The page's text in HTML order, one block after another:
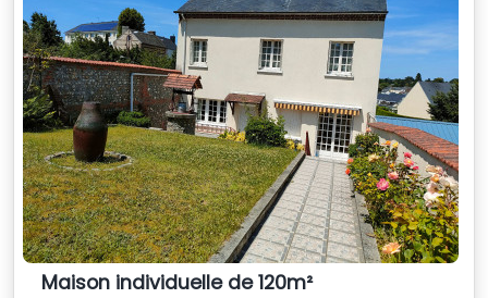
Maison individuelle de 120m²